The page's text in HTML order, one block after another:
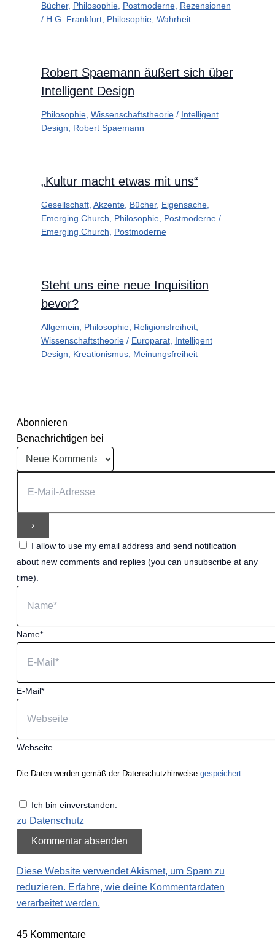
Bücher, Philosophie, Postmoderne, Rezensionen
/ H.G. Frankfurt, Philosophie, Wahrheit
Robert Spaemann äußert sich über
Intelligent Design
Philosophie, Wissenschaftstheorie/ Intelligent
Design
Robert Spaemann
„Kultur macht etwas mit uns“
Gesellschaft, Akzente, Bücher, Eigensache,
Emerging Church
Philosophie, Postmoderne/
Emerging Church
Postmoderne
Steht uns eine neue Inquisition
bevor?
Allgemein Philosophie, Religionsfreiheit,
Wissenschaftstheorie/ Europarat, Intelligent
Design
Kreationismus, Meinungsfreiheit
Abonnieren
Benachrichtigen bei
I allow to use my email address and send notification
about new comments and replies (you can unsubscribe at any
time).
Name*
E-Mail*
Webseite
Die Daten werden gemäß der Datenschutzhinweise gespeichert.
Ich bin einverstanden.
zu Datenschutz
Diese Website verwendet Akismet, um Spam zu
reduzieren. Erfahre, wie deine Kommentardaten
verarbeitet werden.
45Kommentare